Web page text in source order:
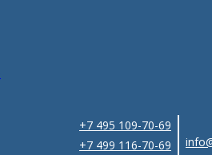
+7 495 109-70-69
+7 499 116-70-69